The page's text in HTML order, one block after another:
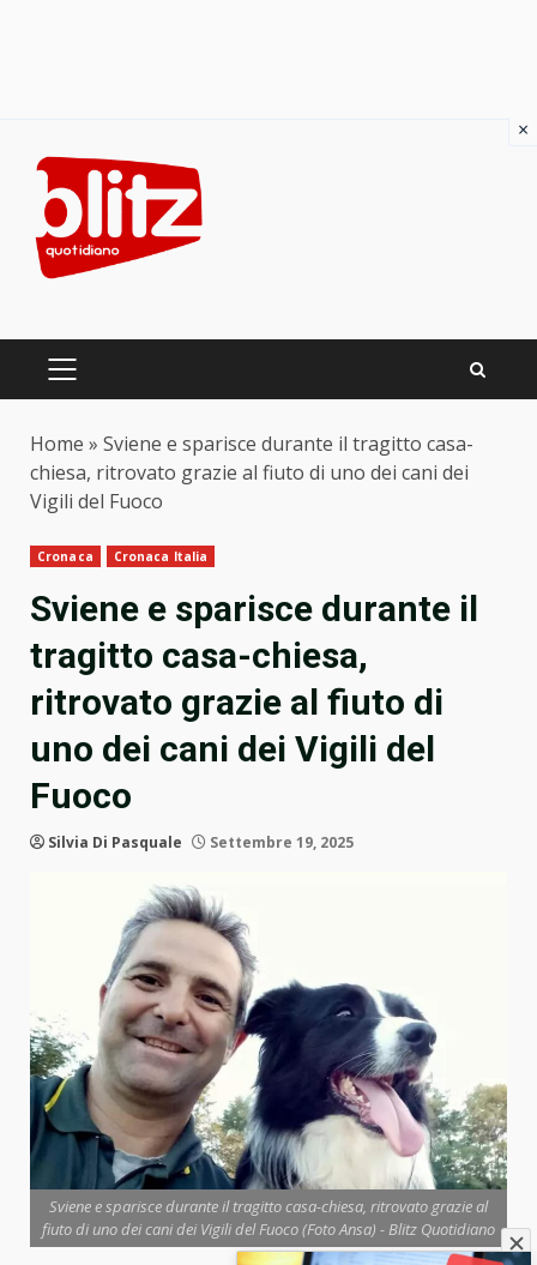
content
PRIMARY
Home » Sviene e sparisce durante il tragitto casa-
chiesa, ritrovato grazie al fiuto di uno dei cani dei
Vigili del Fuoco
Cronaca Cronaca Italia
Sviene e sparisce durante il
tragitto casa-chiesa,
ritrovato grazie al fiuto di
uno dei cani dei Vigili del
Fuoco
Silvia Di Pasquale Settembre 19, 2025
Sviene e sparisce durante il tragitto casa-chiesa, ritrovato grazie al
fiuto di uno dei cani dei Vigili del Fuoco (Foto Ansa) - Blitz Quotidiano
×